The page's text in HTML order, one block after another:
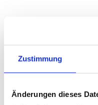
Zustimmung
Änderungen dieses